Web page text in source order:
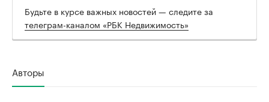
Будьте в курсе важных новостей — следите за
телеграм-каналом «РБК Недвижимость»
Авторы